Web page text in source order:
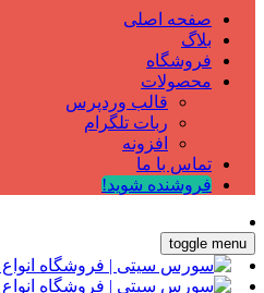
صفحه اصلی
بلاگ
فروشگاه
محصولات
قالب وردپرس
ربات تلگرام
افزونه
تماس با ما
فروشنده شوید!
toggle menu